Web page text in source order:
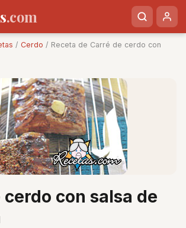
.com
/ Cerdo / Receta de Carré de cerdo con
cerdo con salsa de